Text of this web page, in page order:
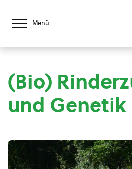
Menü
(Bio)
und Genetik